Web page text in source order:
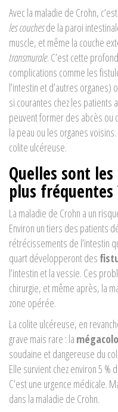
Avec la maladie de Crohn,
les couchesde la paroi
muscle, et même la couche
transmurale. C’est cette
complications comme les
l’intestin et d’autres
si courantes chez les patients
peuvent former des abcès ou
la peau ou les organes
colite ulcéreuse.
Quelles sont
plus fréquentes
La maladie de Crohn a un
Environ un tiers des patients
rétrécissements de l’intestin
quart développeront des
l’intestin et la vessie. Ces
chirurgie, et même après, la
zone opérée.
La colite ulcéreuse, en
grave mais rare : la
soudaine et dangereuse du
Elle survient chez environ 5
C’est une urgence médicale.
dans la maladie de Crohn.